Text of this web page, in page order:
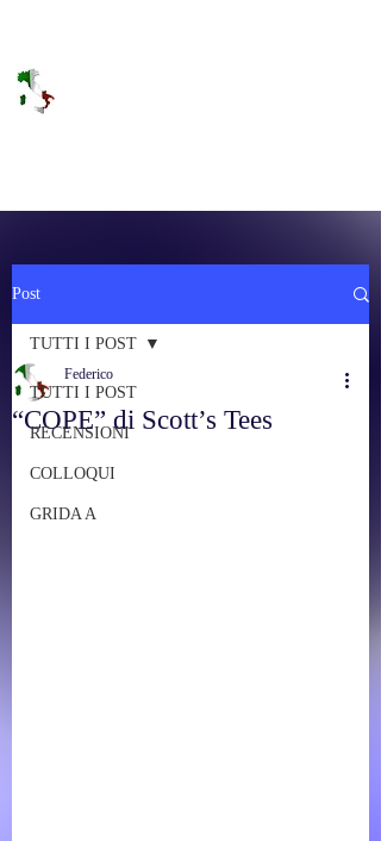
Post
TUTTI I POST
RECENSIONI
COLLOQUI
GRIDA A
TUTTI I POST
“COPE” di Scott’s Tees
Federico